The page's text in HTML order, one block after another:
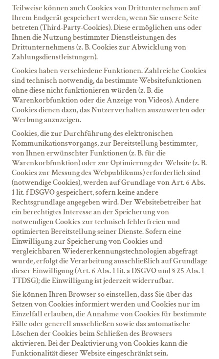
Teilweise können auch Cookies von Drittunternehmen auf
Ihrem Endgerät gespeichert werden, wenn Sie unsere Seite
betreten (Third-Party-Cookies). Diese ermöglichen uns oder
Ihnen die Nutzung bestimmter Dienstleistungen des
Drittunternehmens (z. B. Cookies zur Abwicklung von
Zahlungsdienstleistungen).
Cookies haben verschiedene Funktionen. Zahlreiche Cookies
sind technisch notwendig, da bestimmte Websitefunktionen
ohne diese nicht funktionieren würden (z. B. die
Warenkorbfunktion oder die Anzeige von Videos). Andere
Cookies dienen dazu, das Nutzerverhalten auszuwerten oder
Werbung anzuzeigen.
Cookies, die zur Durchführung des elektronischen
Kommunikationsvorgangs, zur Bereitstellung bestimmter,
von Ihnen erwünschter Funktionen (z. B. für die
Warenkorbfunktion) oder zur Optimierung der Website (z. B.
Cookies zur Messung des Webpublikums) erforderlich sind
(notwendige Cookies), werden auf Grundlage von Art. 6 Abs.
1 lit. f DSGVO gespeichert, sofern keine andere
Rechtsgrundlage angegeben wird. Der Websitebetreiber hat
ein berechtigtes Interesse an der Speicherung von
notwendigen Cookies zur technisch fehlerfreien und
optimierten Bereitstellung seiner Dienste. Sofern eine
Einwilligung zur Speicherung von Cookies und
vergleichbaren Wiedererkennungstechnologien abgefragt
wurde, erfolgt die Verarbeitung ausschließlich auf Grundlage
dieser Einwilligung (Art. 6 Abs. 1 lit. a DSGVO und § 25 Abs. 1
TTDSG); die Einwilligung ist jederzeit widerrufbar.
Sie können Ihren Browser so einstellen, dass Sie über das
Setzen von Cookies informiert werden und Cookies nur im
Einzelfall erlauben, die Annahme von Cookies für bestimmte
Fälle oder generell ausschließen sowie das automatische
Löschen der Cookies beim Schließen des Browsers
aktivieren. Bei der Deaktivierung von Cookies kann die
Funktionalität dieser Website eingeschränkt sein.